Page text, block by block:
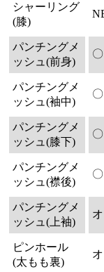
シャーリング
(膝)
パンチングメ
ッシュ(前身)
〇
パンチングメ
ッシュ(袖中)
〇
パンチングメ
ッシュ(膝下)
〇
パンチングメ
ッシュ(襟後)
〇
パンチングメ
ッシュ(上袖)
ピンホール
(太もも裏)